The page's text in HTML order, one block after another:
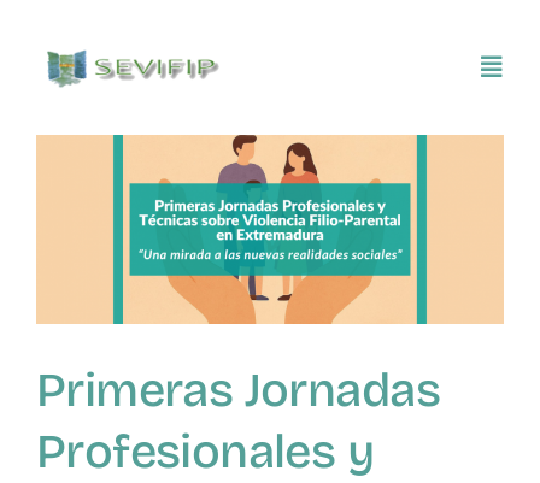
contenido
Asociarse
SEVIFIP CONECTA
Primeras Jornadas
Profesionales y